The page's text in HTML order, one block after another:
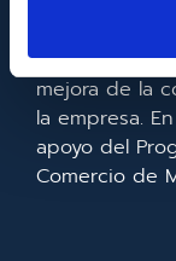
acceso a las
realizado la
mejora de la
la empresa.
apoyo del
Comercio de